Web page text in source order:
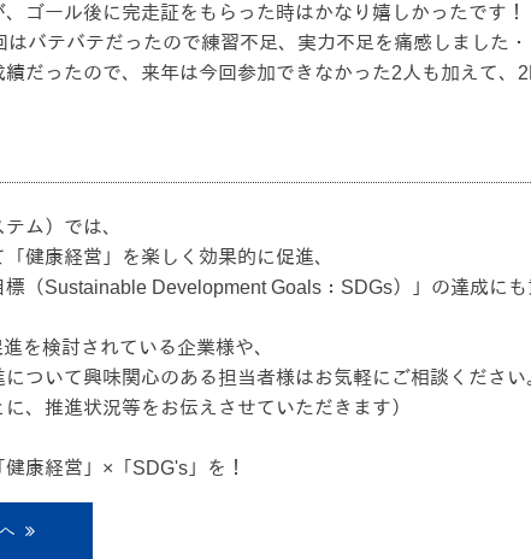
ゴール後に完走証をもらった時はかなり嬉しかったです！
バテバテだったので練習不足、実力不足を痛感しました
だったので、来年は今回参加できなかった2人も加えて、
ム）では、
健康経営」を楽しく効果的に促進、
（Sustainable Development Goals：SDGs）」の達成にも
を検討されている企業様や、
ついて興味関心のある担当者様はお気軽にご相談ください
、推進状況等をお伝えさせていただきます）
康経営」×「SDG's」を！